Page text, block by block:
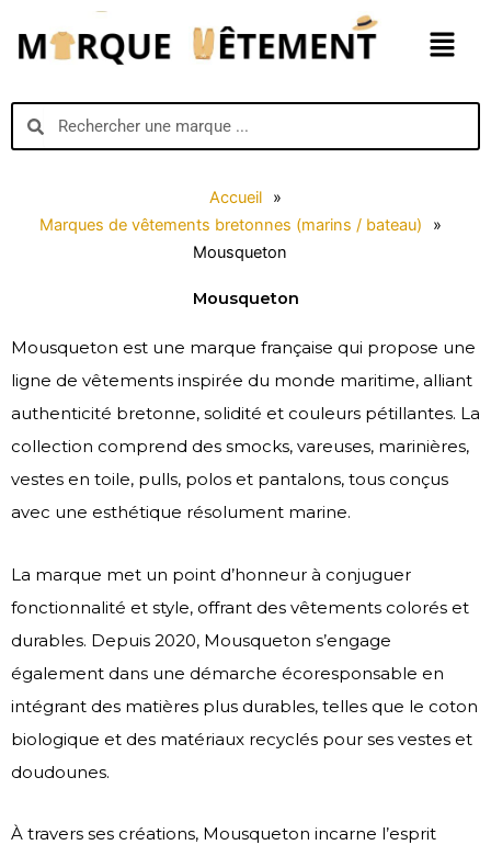
contenu
Menu
SearchSearch
Accueil
»
Marques de vêtements bretonnes (marins / bateau)
»
Mousqueton
Mousqueton
Mousqueton est une marque française qui propose une
ligne de vêtements inspirée du monde maritime, alliant
authenticité bretonne, solidité et couleurs pétillantes. La
collection comprend des smocks, vareuses, marinières,
vestes en toile, pulls, polos et pantalons, tous conçus
avec une esthétique résolument marine.
La marque met un point d’honneur à conjuguer
fonctionnalité et style, offrant des vêtements colorés et
durables. Depuis 2020, Mousqueton s’engage
également dans une démarche écoresponsable en
intégrant des matières plus durables, telles que le coton
biologique et des matériaux recyclés pour ses vestes et
doudounes.
À travers ses créations, Mousqueton incarne l’esprit